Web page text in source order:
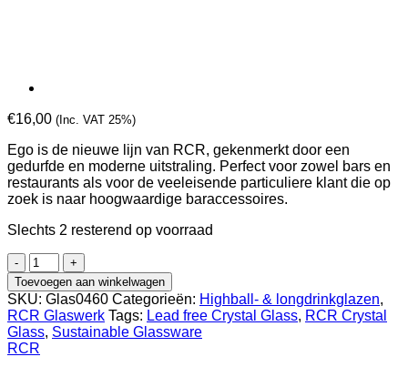
€16,00 (Inc. VAT 25%)
Ego is de nieuwe lijn van RCR, gekenmerkt door een
gedurfde en moderne uitstraling. Perfect voor zowel bars en
restaurants als voor de veeleisende particuliere klant die op
zoek is naar hoogwaardige baraccessoires.
Slechts 2 resterend op voorraad
RCR
Ego
Highballglazen
49
cl
(set
van
Toevoegen aan winkelwagen
SKU: Glas0460 Categorieën: Highball- & longdrinkglazen,
RCR Glaswerk Tags: Lead free Crystal Glass, RCR Crystal
Glass, Sustainable Glassware
RCR